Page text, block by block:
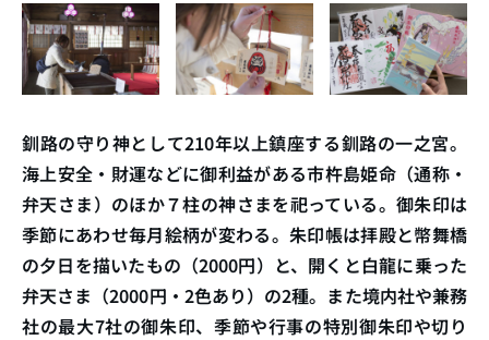
釧路の守り神として210年以上鎮座する釧路の一之宮。
海上安全・財運などに御利益がある市杵島姫命（通称・
弁天さま）のほか７柱の神さまを祀っている。御朱印は
季節にあわせ毎月絵柄が変わる。朱印帳は拝殿と幣舞橋
の夕日を描いたもの（2000円）と、開くと白龍に乗った
弁天さま（2000円・2色あり）の2種。また境内社や兼務
社の最大7社の御朱印、季節や行事の特別御朱印や切り